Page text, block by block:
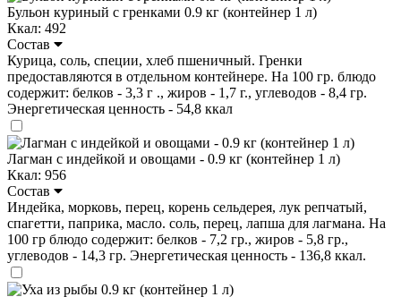
Бульон куриный с гренками 0.9 кг (контейнер 1 л)
Ккал: 492
Состав
Курица, соль, специи, хлеб пшеничный. Гренки
предоставляются в отдельном контейнере. На 100 гр. блюдо
содержит: белков - 3,3 г ., жиров - 1,7 г., углеводов - 8,4 гр.
Энергетическая ценность - 54,8 ккал
Лагман с индейкой и овощами - 0.9 кг (контейнер 1 л)
Ккал: 956
Состав
Индейка, морковь, перец, корень сельдерея, лук репчатый,
спагетти, паприка, масло. соль, перец, лапша для лагмана. На
100 гр блюдо содержит: белков - 7,2 гр., жиров - 5,8 гр.,
углеводов - 14,3 гр. Энергетическая ценность - 136,8 ккал.